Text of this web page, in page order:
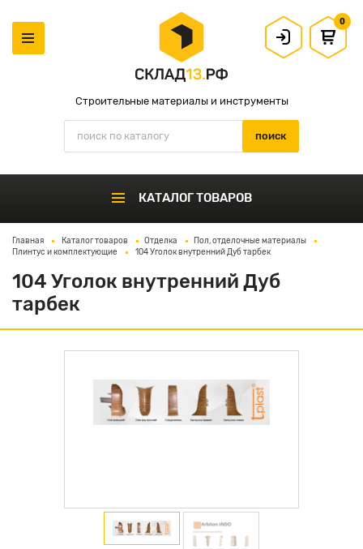
Строительные материалы и инструменты
0
КАТАЛОГ ТОВАРОВ
Главная Каталог товаров Отделка
Пол, отделочные материалы
Плинтус и комплектующие
104 Уголок внутренний Дуб тарбек
104 Уголок внутренний Дуб
тарбек